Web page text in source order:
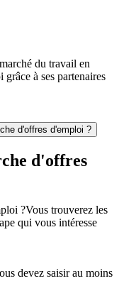
du travail en
à ses partenaires
d'offres d'emploi ?
d'offres
?Vous trouverez les
qui vous intéresse
devez saisir au moins